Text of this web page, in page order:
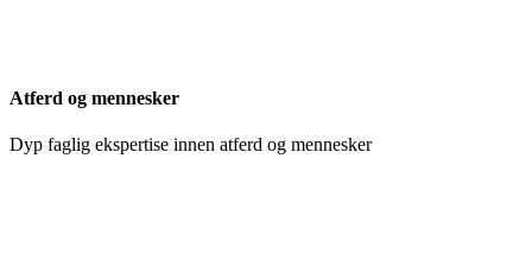
Atferd og mennesker
Dyp faglig ekspertise innen atferd og mennesker